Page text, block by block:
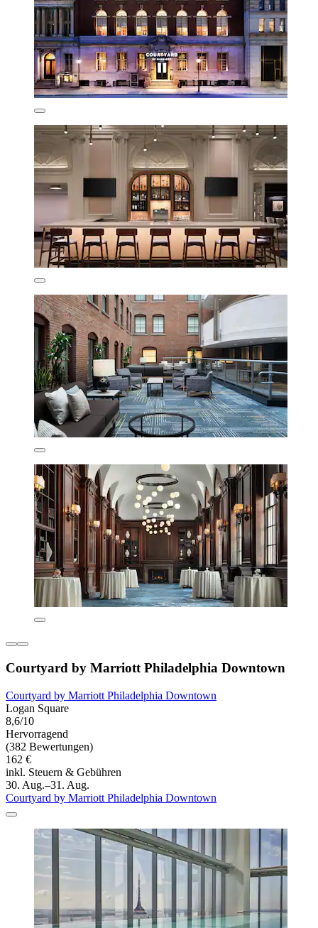
Courtyard by Marriott Philadelphia Downtown
Courtyard by Marriott Philadelphia Downtown
Logan Square
8,6/10
Hervorragend
(382 Bewertungen)
162 €
inkl. Steuern & Gebühren
30. Aug.–31. Aug.
Courtyard by Marriott Philadelphia Downtown